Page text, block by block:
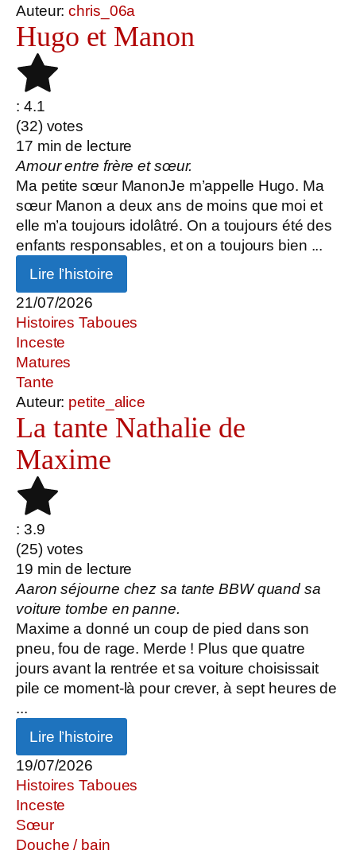
Auteur:chris_06a
Hugo et Manon
: 4.1
(32) votes
17 min de lecture
Amour entre frère et sœur.
Ma petite sœur ManonJe m’appelle Hugo. Ma
sœur Manon a deux ans de moins que moi et
elle m’a toujours idolâtré. On a toujours été des
enfants responsables, et on a toujours bien ...
Lire l’histoire
21/07/2026
Histoires Taboues
Inceste
Matures
Tante
Auteur: petite_alice
La tante Nathalie de
Maxime
: 3.9
(25) votes
19 min de lecture
Aaron séjourne chez sa tante BBW quand sa
voiture tombe en panne.
Maxime a donné un coup de pied dans son
pneu, fou de rage. Merde ! Plus que quatre
jours avant la rentrée et sa voiture choisissait
pile ce moment-là pour crever, à sept heures de
...
Lire l’histoire
19/07/2026
Histoires Taboues
Inceste
Sœur
Douche / bain